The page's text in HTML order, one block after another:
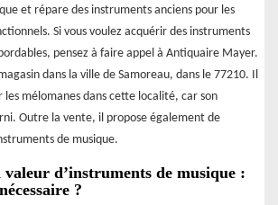
et répare des instruments anciens pour les
Si vous voulez acquérir des instruments
pensez à faire appel à Antiquaire Mayer.
dans la ville de Samoreau, dans le 77210. Il
mélomanes dans cette localité, car son
Outre la vente, il propose également de
de musique.
d’instruments de musique :
?